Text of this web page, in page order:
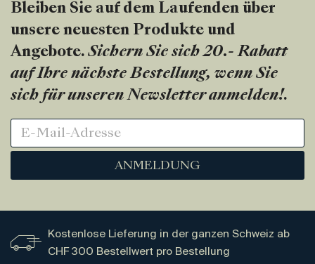
Bleiben Sie auf dem Laufenden über
unsere neuesten Produkte und
Angebote. Sichern Sie sich 20.- Rabatt
auf Ihre nächste Bestellung, wenn Sie
sich für unseren Newsletter anmelden!.
ANMELDUNG
Kostenlose Lieferung in der ganzen Schweiz ab
CHF 300 Bestellwert pro Bestellung